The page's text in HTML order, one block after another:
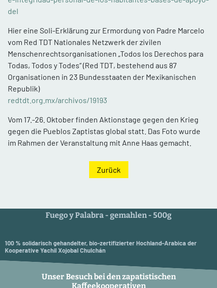
del
Hier eine Soli-Erklärung zur Ermordung von Padre Marcelo
vom Red TDT Nationales Netzwerk der zivilen
Menschenrechtsorganisationen „Todos los Derechos para
Todas, Todos y Todes“ (Red TDT, bestehend aus 87
Organisationen in 23 Bundesstaaten der Mexikanischen
Republik)
redtdt.org.mx/archivos/19193
Vom 17.-26. Oktober finden Aktionstage gegen den Krieg
gegen die Pueblos Zaptistas global statt. Das Foto wurde
im Rahmen der Veranstaltung mit Anne Haas gemacht.
Zurück
Fuego y Palabra - gemahlen - 500g
100 % solidarisch gehandelter, bio-zertifizierter Hochland-Arabica der
Kooperative Yachil Xojobal Chulchán
Unser Besuch bei den zapatistischen
Kaffeekooperativen